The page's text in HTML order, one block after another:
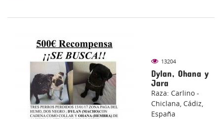
13204
Dylan, Ohana y
Jara
Raza: Carlino -
Chiclana, Cádiz,
España